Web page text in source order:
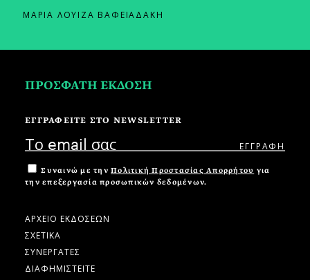
ΜΑΡΙΑ ΛΟΥΙΖΑ ΒΑΦΕΙΑΔΑΚΗ
ΠΡΟΣΦΑΤΗ ΕΚΔΟΣΗ
ΕΓΓΡΑΦΕΙΤΕ ΣΤΟ NEWSLETTER
Συναινώ με την Πολιτική Προστασίας Απορρήτου για
την επεξεργασία προσωπικών δεδομένων.
ΑΡΧΕΙΟ ΕΚΔΟΣΕΩΝ
ΣΧΕΤΙΚΑ
ΣΥΝΕΡΓΑΤΕΣ
ΔΙΑΦΗΜΙΣΤΕΙΤΕ